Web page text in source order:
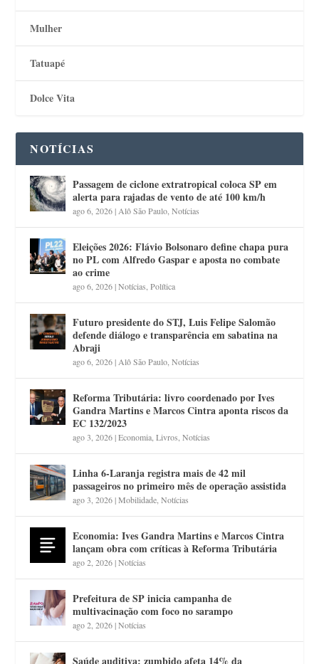
Mulher
Tatuapé
Dolce Vita
NOTÍCIAS
Passagem de ciclone extratropical coloca SP em
alerta para rajadas de vento de até 100 km/h
ago 6, 2026| Alô São Paulo ,Notícias
Eleições 2026: Flávio Bolsonaro define chapa pura
no PL com Alfredo Gaspar e aposta no combate
ao crime
ago 6, 2026|Notícias ,Política
Futuro presidente do STJ, Luis Felipe Salomão
defende diálogo e transparência em sabatina na
Abraji
ago 6, 2026| Alô São Paulo ,Notícias
Reforma Tributária: livro coordenado por Ives
Gandra Martins e Marcos Cintra aponta riscos da
EC 132/2023
ago 3, 2026|Economia ,Livros ,Notícias
Linha 6-Laranja registra mais de 42 mil
passageiros no primeiro mês de operação assistida
ago 3, 2026|Mobilidade ,Notícias
Economia: Ives Gandra Martins e Marcos Cintra
lançam obra com críticas à Reforma Tributária
ago 2, 2026|Notícias
Prefeitura de SP inicia campanha de
multivacinação com foco no sarampo
ago 2, 2026|Notícias
Saúde auditiva: zumbido afeta 14% da